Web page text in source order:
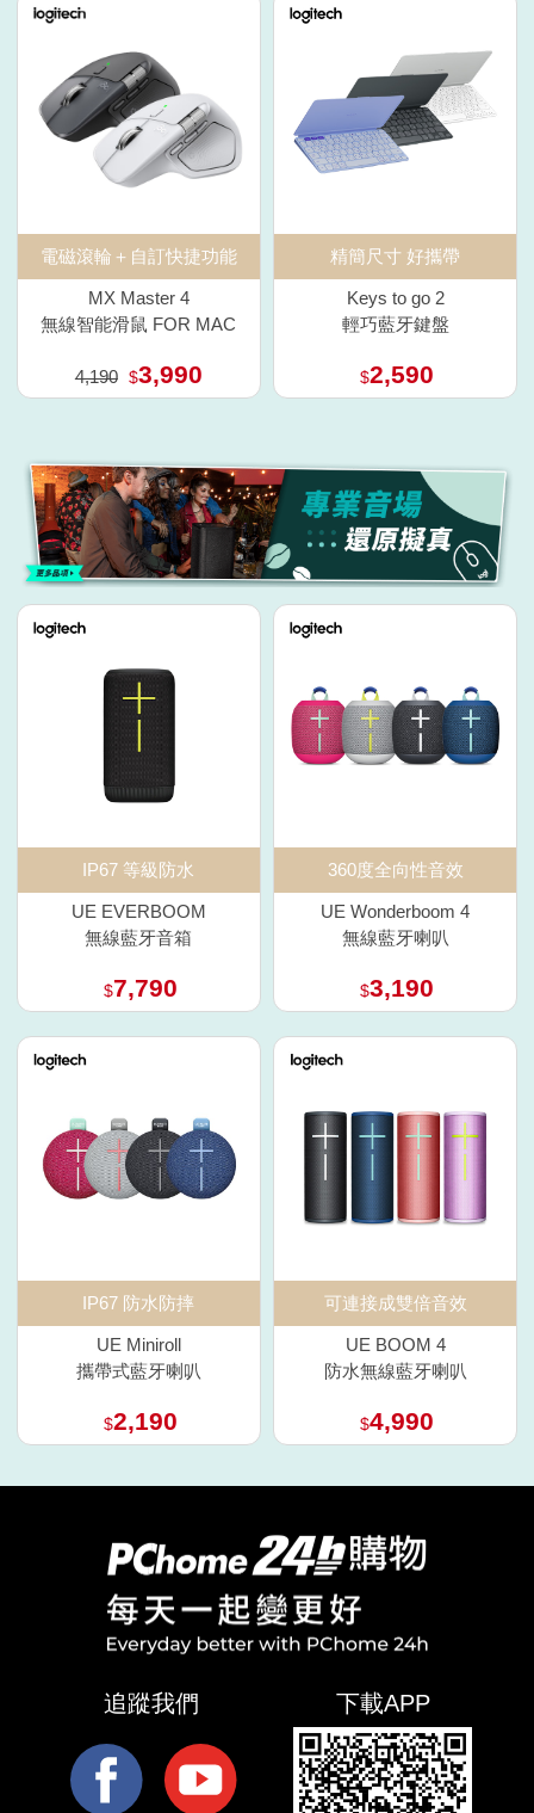
電磁滾輪＋自訂快捷功能
MX Master 4
無線智能滑鼠 FOR MAC
4,190 $3,990
精簡尺寸 好攜帶
Keys to go 2
輕巧藍牙鍵盤
$2,590
IP67 等級防水
UE EVERBOOM
無線藍牙音箱
$7,790
360度全向性音效
UE Wonderboom 4
無線藍牙喇叭
$3,190
IP67 防水防摔
UE Miniroll
攜帶式藍牙喇叭
$2,190
可連接成雙倍音效
UE BOOM 4
防水無線藍牙喇叭
$4,990
追蹤我們 下載APP